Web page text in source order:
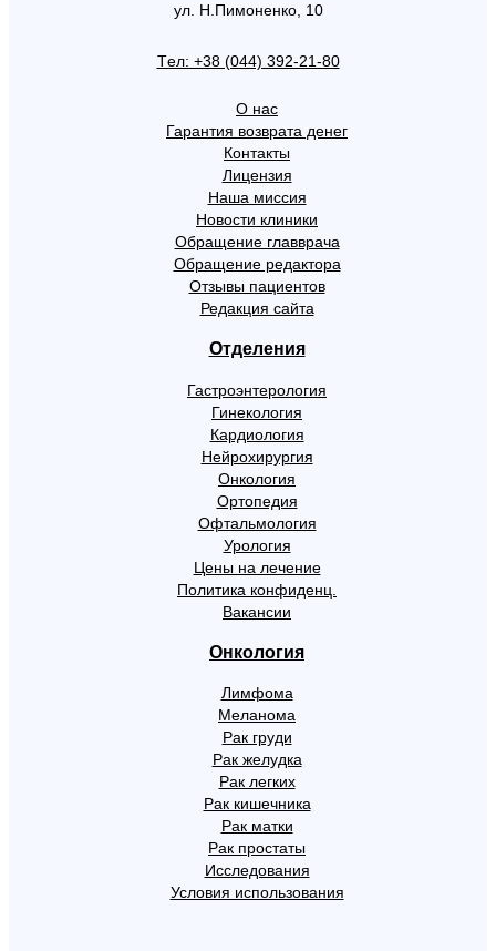
ул. Н.Пимоненко, 10
Tел: +38 (044) 392-21-80
О нас
Гарантия возврата денег
Контакты
Лицензия
Наша миссия
Новости клиники
Обращение главврача
Обращение редактора
Отзывы пациентов
Редакция сайта
Отделения
Гастроэнтерология
Гинекология
Кардиология
Нейрохирургия
Онкология
Ортопедия
Офтальмология
Урология
Цены на лечение
Политика конфиденц.
Вакансии
Онкология
Лимфома
Меланома
Рак груди
Рак желудка
Рак легких
Рак кишечника
Рак матки
Рак простаты
Исследования
Условия использования